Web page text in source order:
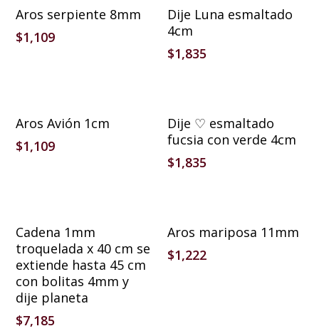
Aros serpiente 8mm
$1,109
Añadir Al Carrito
Dije Luna esmaltado
4cm
$1,835
Añadir Al Carrito
Aros Avión 1cm
$1,109
Añadir Al Carrito
Dije ♡ esmaltado
fucsia con verde 4cm
$1,835
Cadena 1mm
troquelada x 40 cm se
extiende hasta 45 cm
con bolitas 4mm y
dije planeta
$7,185
Aros mariposa 11mm
$1,222